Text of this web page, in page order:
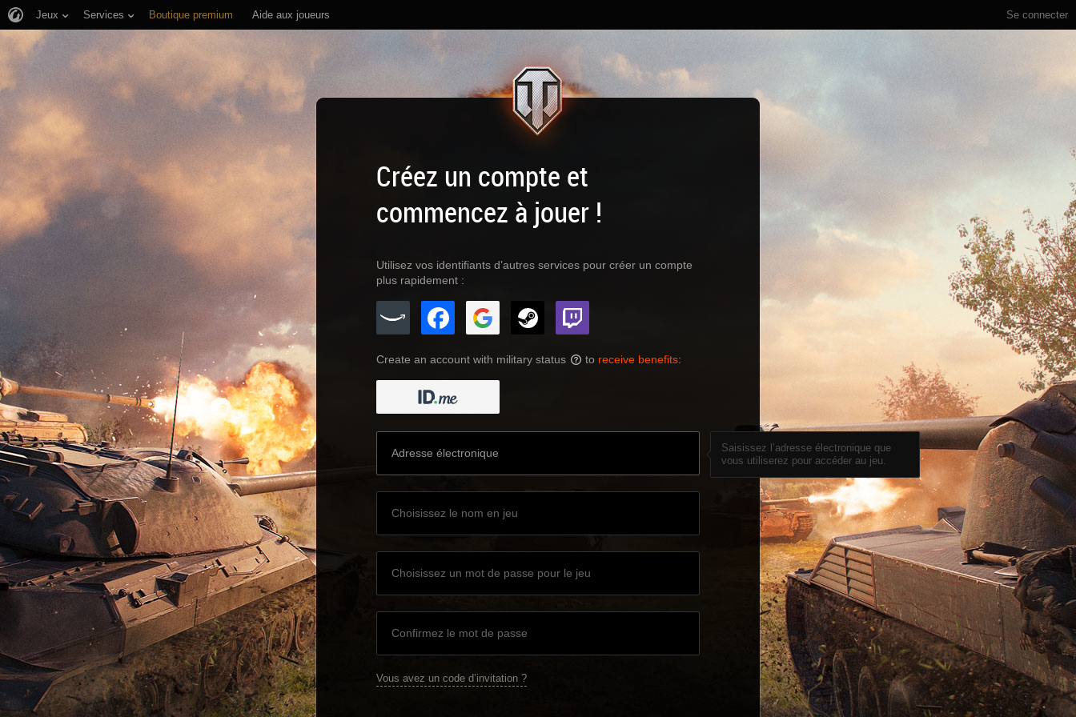
Se connecter
Jeux Services Boutique premium Aide aux joueurs
Créez un compte et
commencez à jouer !
Utilisez vos identifiants d’autres services pour créer un compte
plus rapidement :
Create an account with military status ? to receive benefits:
Saisissez l’adresse électronique que
vous utiliserez pour accéder au jeu.
Vous avez un code d’invitation ?